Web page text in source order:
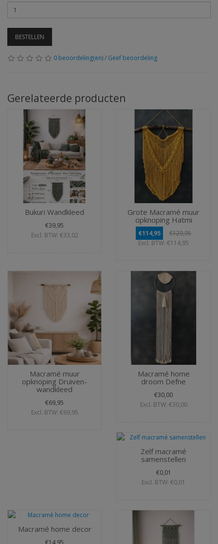
BESTELLEN
0 beoordeling(en)/ Geef beoordeling
Gerelateerde producten
Bukuri Wandkleed
€39,95
Excl. BTW: €33,02
Grote Macramé muur
opknoping Hatmi
€114,95
€129,95
Excl. BTW: €114,95
Macramé muur
opknoping Druiven-
wandkleed
€69,95
Excl. BTW: €69,95
Macramé home
droom Defne
€30,00
Excl. BTW: €30,00
Zelf macramé
samenstellen
€0,01
Excl. BTW: €0,01
Macramé home decor